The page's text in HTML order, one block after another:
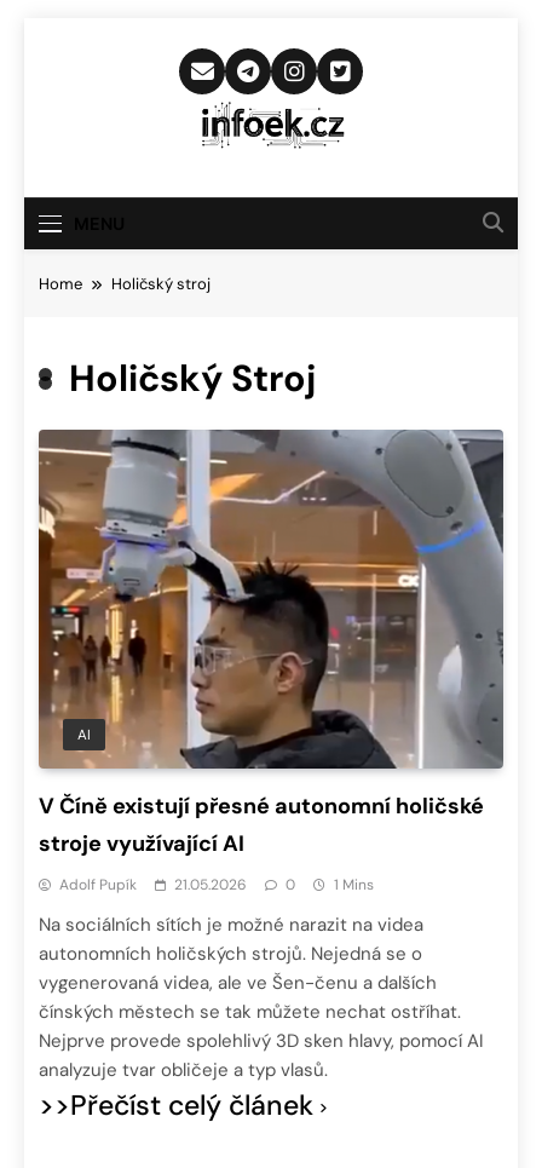
Infoek.cz
Novinkám
Home Holičský stroj
Holičský Stroj
AI
V Číně existují přesné autonomní holičské
stroje využívající AI
Adolf Pupík 21.05.2026 0 1 Mins
Na sociálních sítích je možné narazit na videa
autonomních holičských strojů. Nejedná se o
vygenerovaná videa, ale ve Šen-čenu a dalších
čínských městech se tak můžete nechat ostříhat.
Nejprve provede spolehlivý 3D sken hlavy, pomocí AI
analyzuje tvar obličeje a typ vlasů.
>>Přečíst celý článek